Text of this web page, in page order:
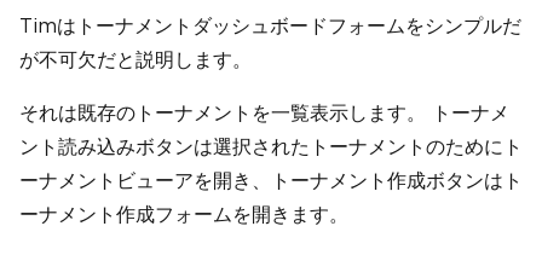
Timはトーナメントダッシュボードフォームをシンプルだ
が不可欠だと説明します。
それは既存のトーナメントを一覧表示します。 トーナメ
ント読み込みボタンは選択されたトーナメントのためにト
ーナメントビューアを開き、トーナメント作成ボタンはト
ーナメント作成フォームを開きます。